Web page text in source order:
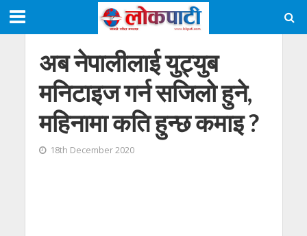
अब नेपालीलाई युट्युब
मनिटाइज गर्न सजिलो हुने,
महिनामा कति हुन्छ कमाइ ?
18th December 2020